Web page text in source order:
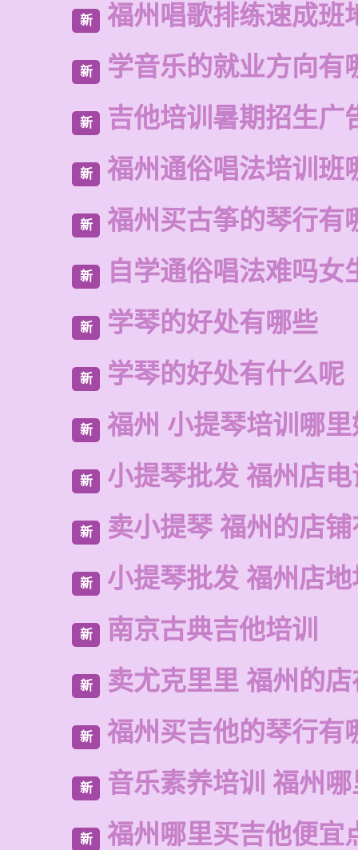
新 福州唱歌排练速成班
新 学音乐的就业方向有
新 吉他培训暑期招生广
新 福州通俗唱法培训班
新 福州买古筝的琴行有
新 自学通俗唱法难吗女
新 学琴的好处有哪些
新 学琴的好处有什么呢
新 福州 小提琴培训哪
新 小提琴批发 福州店电
新 卖小提琴 福州的店
新 小提琴批发 福州店
新 南京古典吉他培训
新 卖尤克里里 福州的
新 福州买吉他的琴行有
新 音乐素养培训 福州
新 福州哪里买吉他便宜